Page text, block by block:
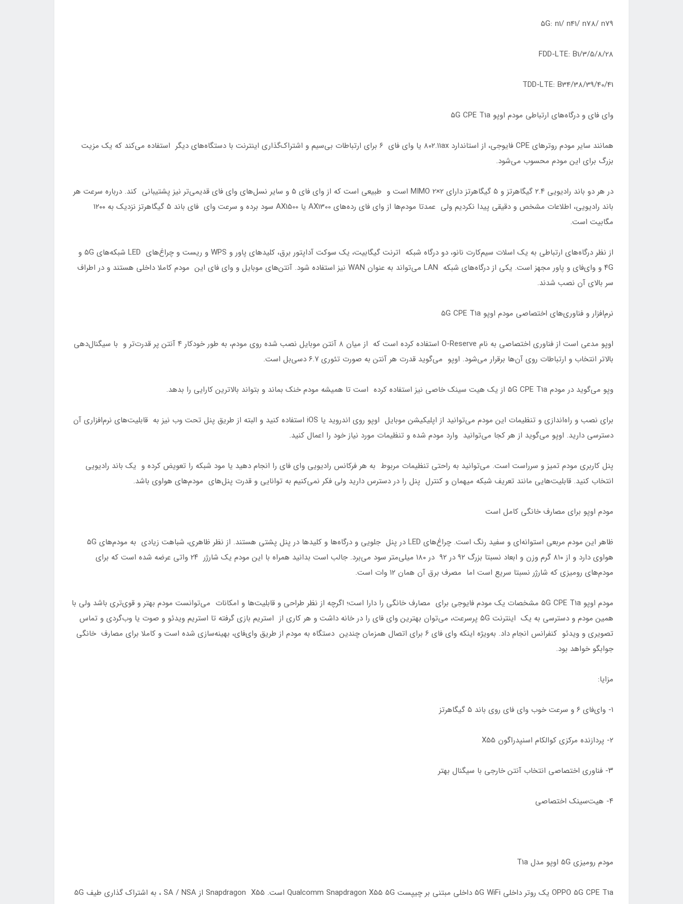
۵G: n1/ n41/ n78/ n79
FDD-LTE: B1/3/5/8/28
TDD-LTE: B34/38/39/40/41
وای فای و درگاه‌های ارتباطی مودم اوپو ۵G CPE T1a
همانند سایر مودم روترهای CPE فایوجی، از استاندارد ۸۰۲.۱۱ax یا وای فای ۶ برای ارتباطات بی‌سیم و اشتراک‌گذاری اینترنت با دستگاه‌های دیگر استفاده می‌کند که یک مزیت
بزرگ برای این مودم محسوب می‌شود.
در هر دو باند رادیویی ۲.۴ گیگاهرتز و ۵ گیگاهرتز دارای MIMO 2×2 است و طبیعی است که از وای فای ۵ و سایر نسل‌های وای فای قدیمی‌تر نیز پشتیبانی کند. درباره سرعت هر
باند رادیویی، اطلاعات مشخص و دقیقی پیدا نکردیم ولی عمدتا مودم‌ها از وای فای رده‌های AX1300 یا AX1500 سود برده و سرعت وای فای باند ۵ گیگاهرتز نزدیک به ۱۲۰۰
مگابیت است.
از نظر درگاه‌های ارتباطی به یک اسلات سیم‌کارت نانو، دو درگاه شبکه اترنت گیگابیت، یک سوکت آداپتور برق، کلیدهای پاور و WPS و ریست و چراغ‌های LED شبکه‌های ۵G و
۴G و وای‌فای و پاور مجهز است. یکی از درگاه‌های شبکه LAN می‌تواند به عنوان WAN نیز استفاده شود. آنتن‌های موبایل و وای فای این مودم کاملا داخلی هستند و در اطراف
سر بالای آن نصب شدند.
نرم‌افزار و فناوری‌های اختصاصی مودم اوپو ۵G CPE T1a
اوپو مدعی است از فناوری اختصاصی به نام O-Reserve استفاده کرده است که از میان ۸ آنتن موبایل نصب شده روی مودم، به طور خودکار ۴ آنتن پر قدرت‌تر و با سیگنال‌دهی
بالاتر انتخاب و ارتباطات روی آن‌ها برقرار می‌شود. اوپو می‌گوید قدرت هر آنتن به صورت تئوری ۶.۷ دسی‌بل است.
وپو می‌گوید در مودم ۵G CPE T1a از یک هیت سینک خاصی نیز استفاده کرده است تا همیشه مودم خنک بماند و بتواند بالاترین کارایی را بدهد.
برای نصب و راه‌اندازی و تنظیمات این مودم می‌توانید از اپلیکیشن موبایل اوپو روی اندروید یا iOS استفاده کنید و البته از طریق پنل تحت وب نیز به قابلیت‌های نرم‌افزاری آن
دسترسی دارید. اوپو می‌گوید از هر کجا می‌توانید وارد مودم شده و تنظیمات مورد نیاز خود را اعمال کنید.
پنل کاربری مودم تمیز و سرراست است. می‌توانید به راحتی تنظیمات مربوط به هر فرکانس رادیویی وای فای را انجام دهید یا مود شبکه را تعویض کرده و یک باند رادیویی
انتخاب کنید. قابلیت‌هایی مانند تعریف شبکه میهمان و کنترل پنل را در دسترس دارید ولی فکر نمی‌کنیم به توانایی و قدرت پنل‌های مودم‌های هواوی باشد.
مودم اوپو برای مصارف خانگی کامل است
ظاهر این مودم مربعی استوانه‌ای و سفید رنگ است. چراغ‌های LED در پنل جلویی و درگاه‌ها و کلیدها در پنل پشتی هستند. از نظر ظاهری، شباهت زیادی به مودم‌های ۵G
هواوی دارد و از ۸۱۰ گرم وزن و ابعاد نسبتا بزرگ ۹۲ در ۹۲ در ۱۸۰ میلی‌متر سود می‌برد. جالب است بدانید همراه با این مودم یک شارژر ۲۴ واتی عرضه شده است که برای
مودم‌های رومیزی که شارژر نسبتا سریع است اما مصرف برق آن همان ۱۲ وات است.
مودم اوپو ۵G CPE T1a مشخصات یک مودم فایوجی برای مصارف خانگی را دارا است؛ اگرچه از نظر طراحی و قابلیت‌ها و امکانات می‌توانست مودم بهتر و قوی‌تری باشد ولی با
همین مودم و دسترسی به یک اینترنت ۵G پرسرعت، می‌توان بهترین وای فای را در خانه داشت و هر کاری از استریم بازی گرفته تا استریم ویدئو و صوت یا وب‌گردی و تماس
تصویری و ویدئو کنفرانس انجام داد. به‌ویژه اینکه وای فای ۶ برای اتصال همزمان چندین دستگاه به مودم از طریق وای‌فای، بهینه‌سازی شده است و کاملا برای مصارف خانگی
جوابگو خواهد بود.
مزایا:
۱- وای‌فای ۶ و سرعت خوب وای فای روی باند ۵ گیگاهرتز
۲- پردازنده مرکزی کوالکام اسنپدراگون X55
۳- فناوری اختصاصی انتخاب آنتن خارجی با سیگنال بهتر
۴- هیت‌سینک اختصاصی
مودم رومیزی 5G اوپو مدل T1a
OPPO 5G CPE T1a یک روتر داخلی 5G WiFi داخلی مبتنی بر چیپست Qualcomm Snapdragon X55 5G است. Snapdragon X55 از SA / NSA ، به اشتراک گذاری طیف 5G